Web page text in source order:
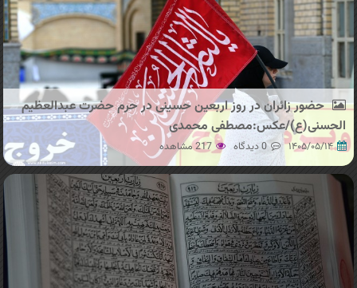
حضور زائران در روز اربعین حسینی در حرم حضرت عبدالعظیم
الحسنی(ع)/عکس:مصطفی محمدی
۱۴۰۵/۰۵/۱۴ 0 دیدگاه 217 مشاهده